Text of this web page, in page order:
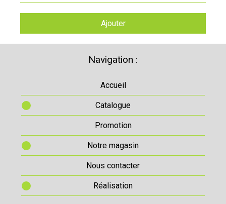
Ajouter
Navigation :
Accueil
Catalogue
Promotion
Notre magasin
Nous contacter
Réalisation